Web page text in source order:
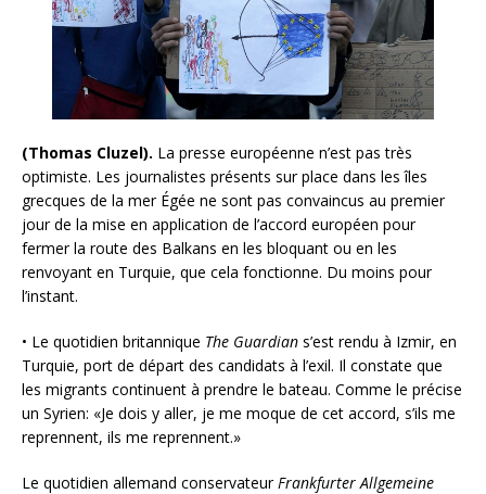
(Thomas Cluzel). La presse européenne n’est pas très
optimiste. Les journalistes présents sur place dans les îles
grecques de la mer Égée ne sont pas convaincus au premier
jour de la mise en application de l’accord européen pour
fermer la route des Balkans en les bloquant ou en les
renvoyant en Turquie, que cela fonctionne. Du moins pour
l’instant.
• Le quotidien britannique The Guardian s’est rendu à Izmir, en
Turquie, port de départ des candidats à l’exil. Il constate que
les migrants continuent à prendre le bateau. Comme le précise
un Syrien: «Je dois y aller, je me moque de cet accord, s’ils me
reprennent, ils me reprennent.»
Le quotidien allemand conservateurFrankfurter Allgemeine